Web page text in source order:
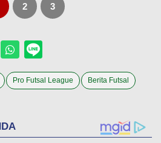
2 3
Pro Futsal League Berita Futsal